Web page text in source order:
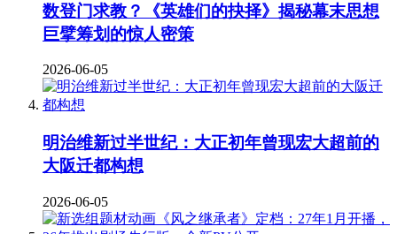
数登门求教？《英雄们的抉择》揭秘幕末思想
巨擘筹划的惊人密策
2026-06-05
明治维新过半世纪：大正初年曾现宏大超前的
大阪迁都构想
2026-06-05